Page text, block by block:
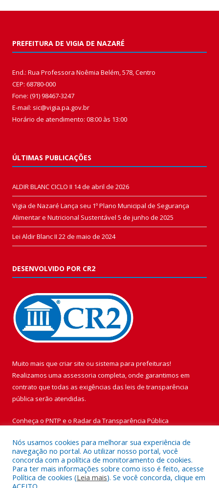
PREFEITURA DE VIGIA DE NAZARÉ
End.: Rua Professora Noêmia Belém, 578, Centro
CEP: 68780-000
Fone: (91) 98467-3247
E-mail: sic@vigia.pa.gov.br
Horário de atendimento: 08:00 às 13:00
ÚLTIMAS PUBLICAÇÕES
ALDIR BLANC CICLO II 14 de abril de 2026
Vigia de Nazaré Lança seu 1º Plano Municipal de Segurança
Alimentar e Nutricional Sustentável 5 de junho de 2025
Lei Aldir Blanc II 22 de maio de 2024
DESENVOLVIDO POR CR2
Muito mais que criar site ou sistema para prefeituras!
Realizamos uma assessoria completa, onde garantimos em
contrato que todas as exigências das leis de transparência
pública serão atendidas.
Conheça o PNTP e o Radar da Transparência Pública
Todos os direitos reservados a Prefeitura Municipal de Vigia de
Nazaré.
Nós usamos cookies para melhorar sua experiência de
navegação no portal. Ao utilizar nosso portal, você
concorda com a política de monitoramento de cookies.
Para ter mais informações sobre como isso é feito, acesse
Política de cookies (Leia mais). Se você concorda, clique em
ACEITO.